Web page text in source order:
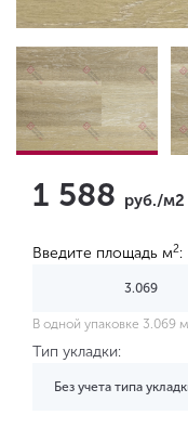
1 588 руб./м2
Введите площадь м2:
В одной упаковке 3.069 м
Тип укладки:
Без учета типа